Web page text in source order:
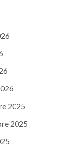
2025
2025